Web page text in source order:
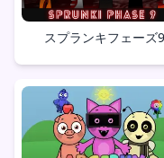
スプランキフェーズ9